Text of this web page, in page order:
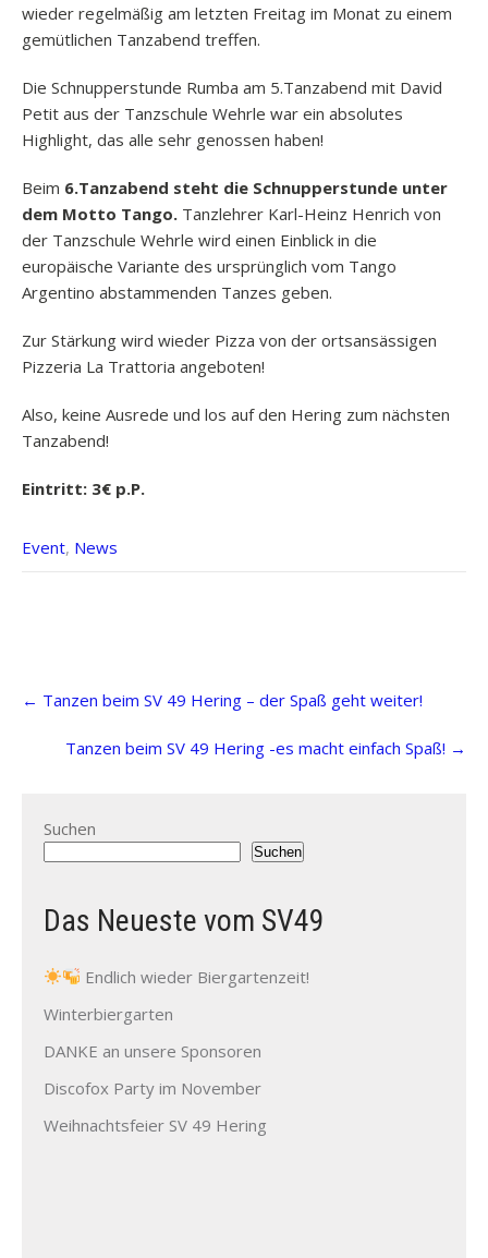
wieder regelmäßig am letzten Freitag im Monat zu einem
gemütlichen Tanzabend treffen.
Die Schnupperstunde Rumba am 5.Tanzabend mit David
Petit aus der Tanzschule Wehrle war ein absolutes
Highlight, das alle sehr genossen haben!
Beim 6.Tanzabend steht die Schnupperstunde unter
dem Motto Tango. Tanzlehrer Karl-Heinz Henrich von
der Tanzschule Wehrle wird einen Einblick in die
europäische Variante des ursprünglich vom Tango
Argentino abstammenden Tanzes geben.
Zur Stärkung wird wieder Pizza von der ortsansässigen
Pizzeria La Trattoria angeboten!
Also, keine Ausrede und los auf den Hering zum nächsten
Tanzabend!
Eintritt: 3€ p.P.
Event, News
navigation
← Tanzen beim SV 49 Hering – der Spaß geht weiter!
Tanzen beim SV 49 Hering -es macht einfach Spaß! →
Suchen
Suchen
Das Neueste vom SV49
Endlich wieder Biergartenzeit!
Winterbiergarten
DANKE an unsere Sponsoren
Discofox Party im November
Weihnachtsfeier SV 49 Hering